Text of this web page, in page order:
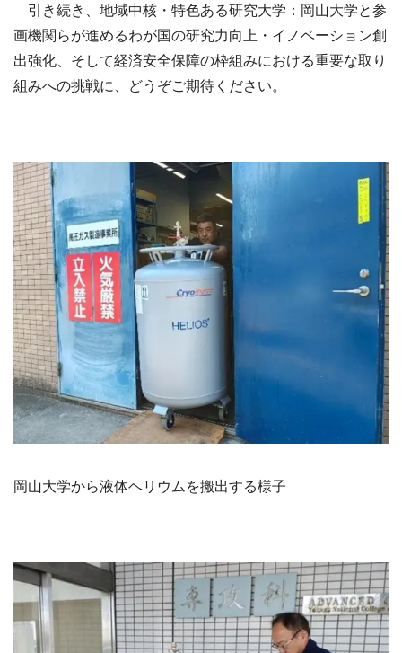
引き続き、地域中核・特色ある研究大学：岡山大学と参
画機関らが進めるわが国の研究力向上・イノベーション創
出強化、そして経済安全保障の枠組みにおける重要な取り
組みへの挑戦に、どうぞご期待ください。
岡山大学から液体ヘリウムを搬出する様子